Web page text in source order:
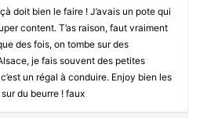
doit bien le faire ! J’avais un pote qui
content. T’as raison, faut vraiment
des fois, on tombe sur des
je fais souvent des petites
un régal à conduire. Enjoy bien les
du beurre ! faux